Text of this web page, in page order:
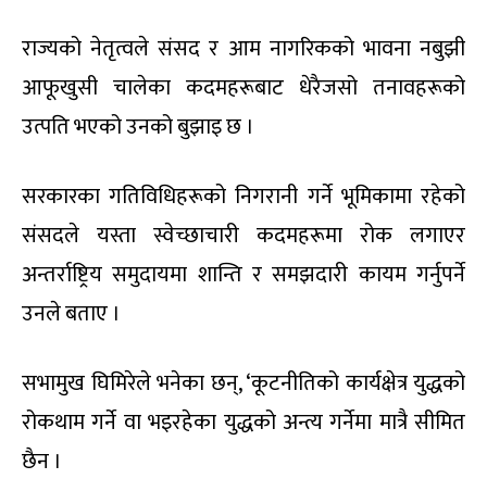
राज्यको नेतृत्वले संसद र आम नागरिकको भावना नबुझी
आफूखुसी चालेका कदमहरूबाट धेरैजसो तनावहरूको
उत्पति भएको उनको बुझाइ छ ।
सरकारका गतिविधिहरूको निगरानी गर्ने भूमिकामा रहेको
संसदले यस्ता स्वेच्छाचारी कदमहरूमा रोक लगाएर
अन्तर्राष्ट्रिय समुदायमा शान्ति र समझदारी कायम गर्नुपर्ने
उनले बताए ।
सभामुख घिमिरेले भनेका छन्, ‘कूटनीतिको कार्यक्षेत्र युद्धको
रोकथाम गर्ने वा भइरहेका युद्धको अन्त्य गर्नेमा मात्रै सीमित
छैन ।